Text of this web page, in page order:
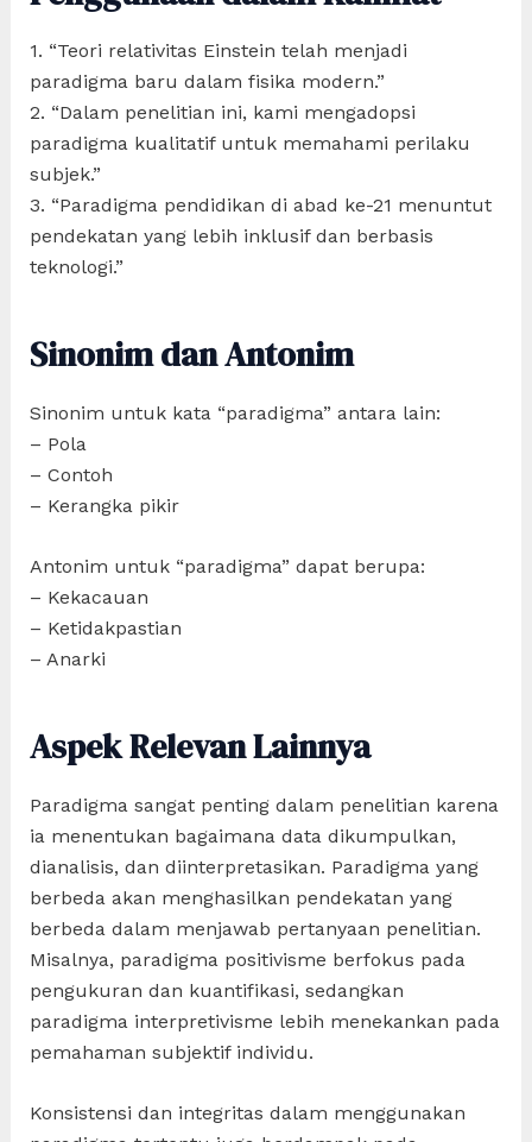
1. “Teori relativitas Einstein telah menjadi
paradigma baru dalam fisika modern.”
2. “Dalam penelitian ini, kami mengadopsi
paradigma kualitatif untuk memahami perilaku
subjek.”
3. “Paradigma pendidikan di abad ke-21 menuntut
pendekatan yang lebih inklusif dan berbasis
teknologi.”
Sinonim dan Antonim
Sinonim untuk kata “paradigma” antara lain:
– Pola
– Contoh
– Kerangka pikir
Antonim untuk “paradigma” dapat berupa:
– Kekacauan
– Ketidakpastian
– Anarki
Aspek Relevan Lainnya
Paradigma sangat penting dalam penelitian karena
ia menentukan bagaimana data dikumpulkan,
dianalisis, dan diinterpretasikan. Paradigma yang
berbeda akan menghasilkan pendekatan yang
berbeda dalam menjawab pertanyaan penelitian.
Misalnya, paradigma positivisme berfokus pada
pengukuran dan kuantifikasi, sedangkan
paradigma interpretivisme lebih menekankan pada
pemahaman subjektif individu.
Konsistensi dan integritas dalam menggunakan